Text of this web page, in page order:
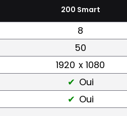
200 Smart
8
50
1920 x 1080
Oui
Oui